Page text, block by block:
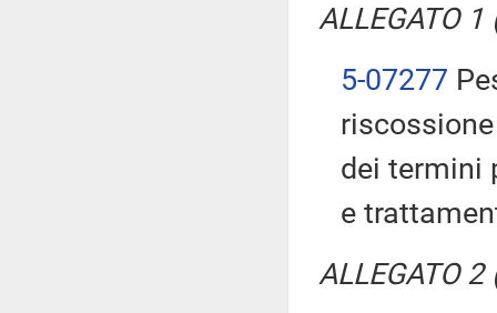
ALLEGATO
5-07277
dei termini
e
ALLEGATO